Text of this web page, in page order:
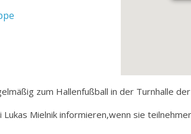
zum Hallenfußball in der Turnhalle
Mielnik informieren,wenn sie